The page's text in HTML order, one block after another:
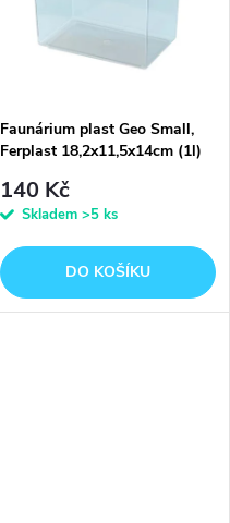
Faunárium plast Geo Small,
Ferplast 18,2x11,5x14cm (1l)
140 Kč
Skladem >5 ks
DO KOŠÍKU